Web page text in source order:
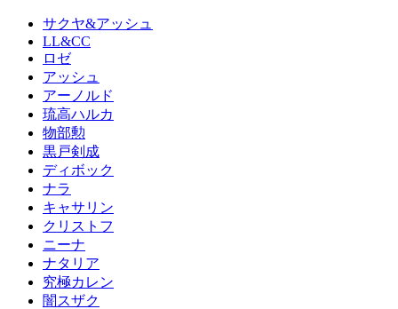
サクヤ&アッシュ
LL&CC
ロゼ
アッシュ
アーノルド
琉高ハルカ
物部勲
黒戸剣成
ディボック
ナラ
キャサリン
クリストフ
ニーナ
ナタリア
究極カレン
闇スザク